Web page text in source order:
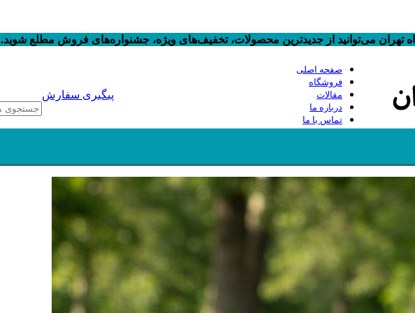
تهران می‌توانید از جدیدترین محصولات، تخفیف‌های ویژه، جشنواره‌های فروش مطلع شوید.
صفحه اصلی
فروشگاه
مقالات
درباره ما
تماس با ما
پیگیری سفارش